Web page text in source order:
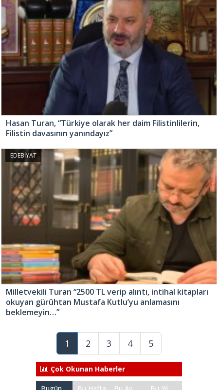
Hasan Turan, “Türkiye olarak her daim Filistinlilerin,
Filistin davasının yanındayız”
EDEBİYAT
Milletvekili Turan “2500 TL verip alıntı, intihal kitapları
okuyan gürûhtan Mustafa Kutlu’yu anlamasını
beklemeyin…”
1 2 3 4 5
Çok Okunan Haberler
Bugün Bu Hafta Bu Ay Bu Yıl